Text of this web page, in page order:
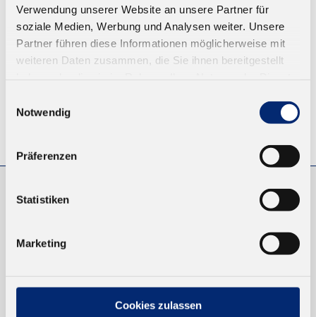
Verwendung unserer Website an unsere Partner für
soziale Medien, Werbung und Analysen weiter. Unsere
Partner führen diese Informationen möglicherweise mit
weiteren Daten zusammen, die Sie ihnen bereitgestellt
Notwendig
Präferenzen
Statistiken
Marketing
Cookies zulassen
ZUM WARENKORB
EINKAUFEN
NEUKUNDEN
VERSAND UND ZAHLUNG
EINFACH BEZAHLEN